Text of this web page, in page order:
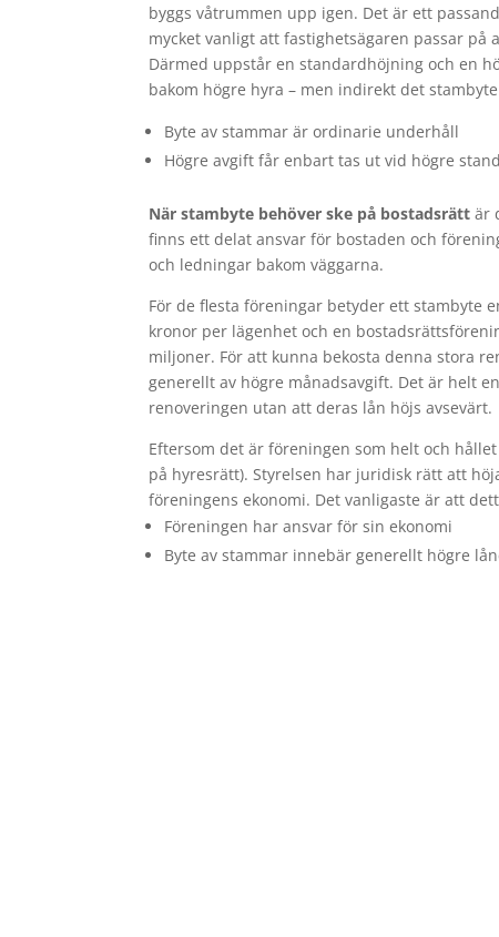
byggs våtrummen upp igen. Det är ett
mycket vanligt att fastighetsägaren passar
Därmed uppstår en standardhöjning och en
bakom högre hyra – men indirekt det
Byte av stammar är ordinarie underhåll
Högre avgift får enbart tas ut vid högre
När stambyte behöver ske på bostadsrätt är
finns ett delat ansvar för bostaden och
och ledningar bakom väggarna.
För de flesta föreningar betyder ett stambyte
kronor per lägenhet och en
miljoner. För att kunna bekosta denna stora
generellt av högre månadsavgift. Det är helt
renoveringen utan att deras lån höjs avsevärt.
Eftersom det är föreningen som helt och
på hyresrätt). Styrelsen har juridisk rätt att
föreningens ekonomi. Det vanligaste är att
Föreningen har ansvar för sin ekonomi
Byte av stammar innebär generellt högre